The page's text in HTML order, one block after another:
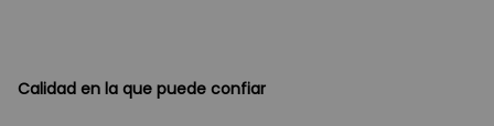
Calidad en la que puede confiar